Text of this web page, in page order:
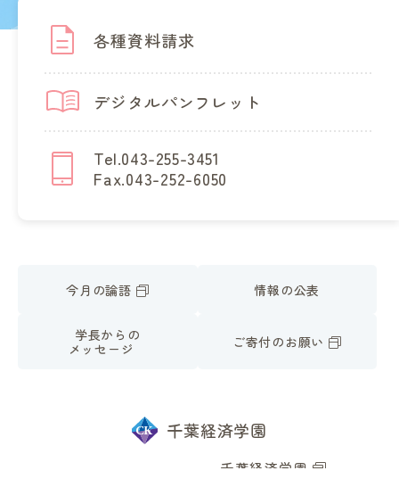
各種資料請求
デジタルパンフレット
Tel.043-255-3451
Fax.043-252-6050
今月の論語 情報の公表
学長からの
メッセージ
ご寄付のお願い
千葉経済学園
千葉経済学園